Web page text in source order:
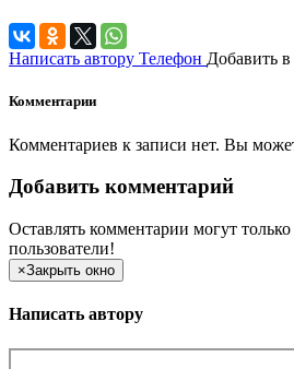
Написать автору Телефон Добавить
Комментарии
Комментариев к записи нет. Вы
Добавить комментарий
Оставлять комментарии могут
пользователи!
×Закрыть окно
Написать автору